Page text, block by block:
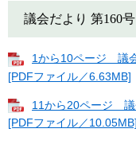
議会だより 第160号
1から10ページ 議
[PDFファイル／6.63MB]
11から20ページ
[PDFファイル／10.05MB]